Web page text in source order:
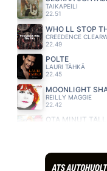
TAIKAPEILI
22.51
WHO LL STOP
CREEDENCE
22.49
POLTE
LAURI TÄHKÄ
22.45
MOONLIGHT
REILLY MAGGIE
22.42
OTA MINUT
YÖLINTU
22.35